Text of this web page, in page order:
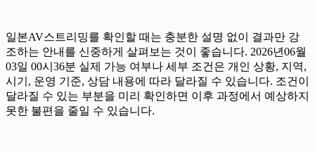
일본AV스트리밍를 확인할 때는 충분한 설명 없이 결과만 강
조하는 안내를 신중하게 살펴보는 것이 좋습니다. 2026년06월
03일 00시36분 실제 가능 여부나 세부 조건은 개인 상황, 지역,
시기, 운영 기준, 상담 내용에 따라 달라질 수 있습니다. 조건이
달라질 수 있는 부분을 미리 확인하면 이후 과정에서 예상하지
못한 불편을 줄일 수 있습니다.